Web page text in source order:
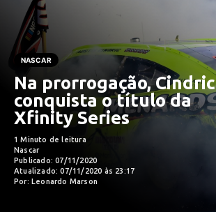
NASCAR
Na prorrogação, Cindric
conquista o título da
Xfinity Series
1 Minuto de leitura
Nascar
Publicado: 07/11/2020
Atualizado: 07/11/2020 às 23:17
Por: Leonardo Marson